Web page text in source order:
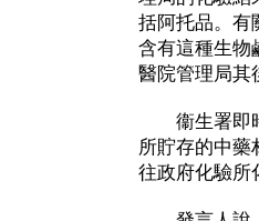
括阿托品。有
含有這種生物
醫院管理局其
衞生署即時
所貯存的中藥
往政府化驗所